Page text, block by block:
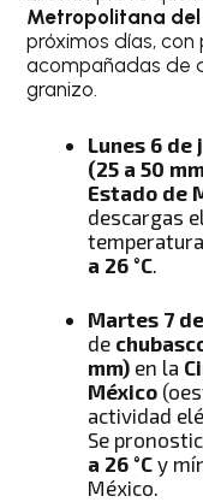
Metropolitana
próximos días,
acompañadas de
granizo.
Lunes 6 de
(25 a 50
Estado de
descargas
a 26 °C
Martes 7
de
mm) en la
México
actividad
Se
a 26 °C y
México.